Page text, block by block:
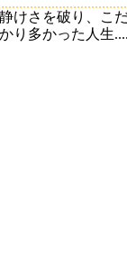
けさを破り、こ
り多かった人生....